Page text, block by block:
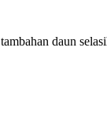
daun